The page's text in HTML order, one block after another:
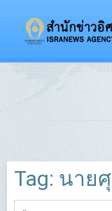
Tag: นาย